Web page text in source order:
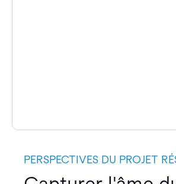
PERSPECTIVES DU PROJET